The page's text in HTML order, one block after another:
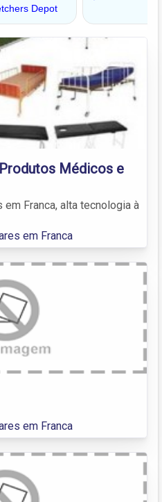
Médicos e
Franca, alta tecnologia à
em Franca
em Franca